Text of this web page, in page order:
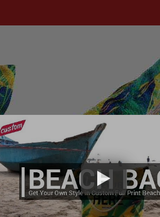
PANTAI DESIGN
tas pantai kualitas terbaik